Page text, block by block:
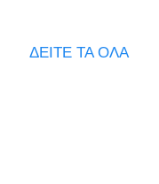
ΔΕΙΤΕ ΤΑ ΟΛΑ